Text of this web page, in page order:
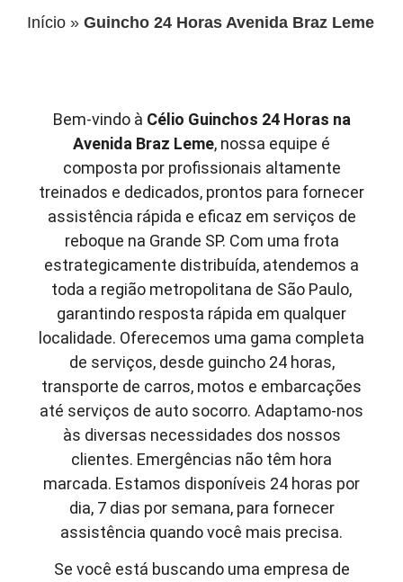
Início » Guincho 24 Horas Avenida Braz Leme
Bem-vindo à Célio Guinchos 24 Horas na
Avenida Braz Leme, nossa equipe é
composta por profissionais altamente
treinados e dedicados, prontos para fornecer
assistência rápida e eficaz em serviços de
reboque na Grande SP. Com uma frota
estrategicamente distribuída, atendemos a
toda a região metropolitana de São Paulo,
garantindo resposta rápida em qualquer
localidade. Oferecemos uma gama completa
de serviços, desde guincho 24 horas,
transporte de carros, motos e embarcações
até serviços de auto socorro. Adaptamo-nos
às diversas necessidades dos nossos
clientes. Emergências não têm hora
marcada. Estamos disponíveis 24 horas por
dia, 7 dias por semana, para fornecer
assistência quando você mais precisa.
Se você está buscando uma empresa de